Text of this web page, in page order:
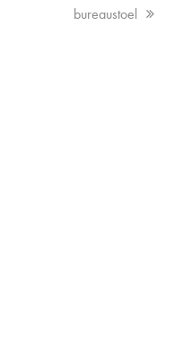
bureaustoel